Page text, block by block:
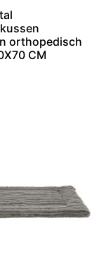
orthopedisch
CM